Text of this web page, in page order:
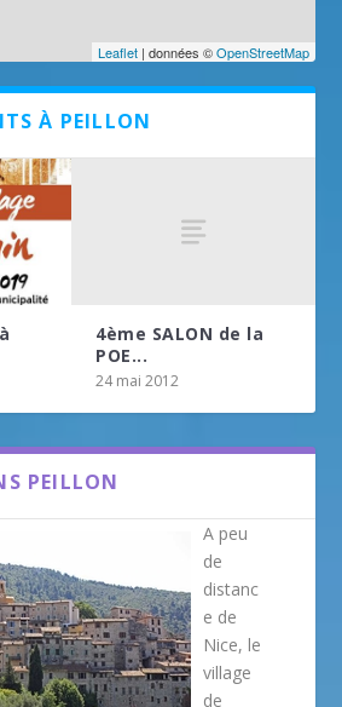
Leaflet| données ©OpenStreetMap
À PEILLON
4ème SALON de la
POE...
24 mai 2012
PEILLON
A peu
de
distanc
e de
Nice, le
village
de